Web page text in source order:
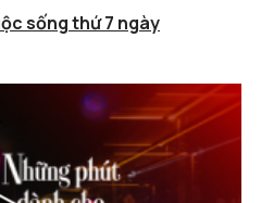
sống thứ 7 ngày